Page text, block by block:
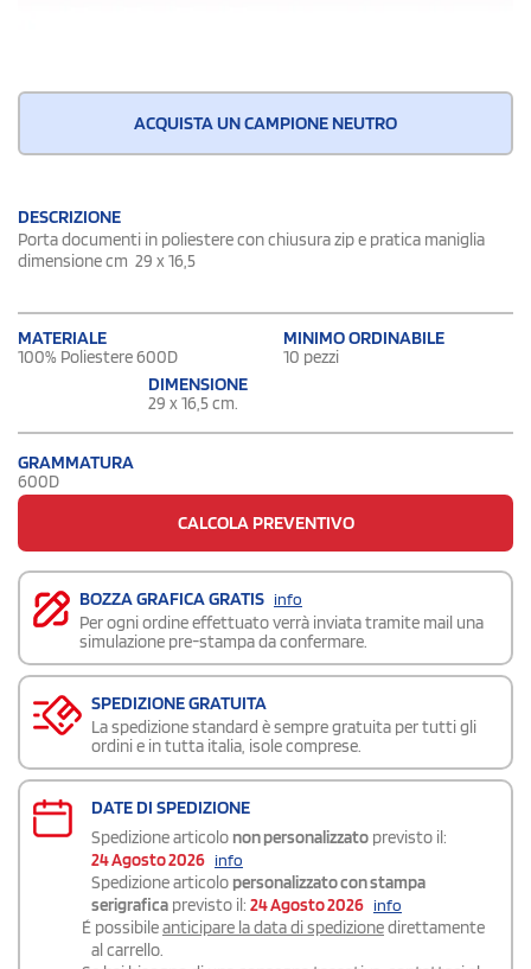
ACQUISTA UN CAMPIONE NEUTRO
DESCRIZIONE
Porta documenti in poliestere con chiusura zip e pratica maniglia
dimensione cm 29 x 16,5
MATERIALE
100% Poliestere 600D
MINIMO ORDINABILE
10 pezzi
DIMENSIONE
29 x 16,5 cm.
GRAMMATURA
600D
CALCOLA PREVENTIVO
BOZZA GRAFICA GRATIS info
Per ogni ordine effettuato verrà inviata tramite mail una
simulazione pre-stampa da confermare.
SPEDIZIONE GRATUITA
La spedizione standard è sempre gratuita per tutti gli
ordini e in tutta italia, isole comprese.
DATE DI SPEDIZIONE
Spedizione articolo non personalizzato previsto il:
24 Agosto 2026 info
Spedizione articolo personalizzato con stampa
serigrafica previsto il: 24 Agosto 2026 info
É possibileanticipare la data di spedizionedirettamente
al carrello.